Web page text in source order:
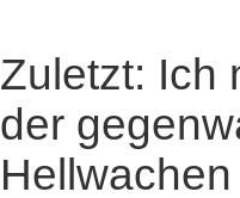
Zuletzt: Ich
der